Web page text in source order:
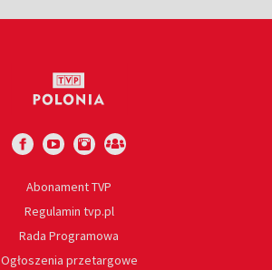
Abonament TVP
Regulamin tvp.pl
Rada Programowa
Ogłoszenia przetargowe